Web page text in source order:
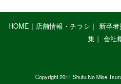
HOME ｜ 店舗情報・チラシ ｜ 新卒
集 ｜ 会社
Copyright 2011 Shufu No Mise